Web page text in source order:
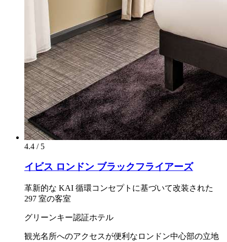
4.4 / 5
イビス ロンドン ブラックフライアーズ
革新的な KAI 循環コンセプトに基づいて改装された
297 室の客室
グリーンキー認証ホテル
観光名所へのアクセスが便利なロンドン中心部の立地